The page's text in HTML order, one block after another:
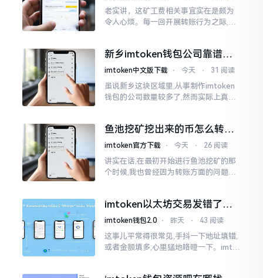
老实讲，这矿工费相关事宜实在是颇为
令人心烦。每一回开展转账行为之际,就
时隔多年
新乡imtoken钱包公司靠谱
吗？普通人怎么避坑
imtoken中文版下载 ⋅ 今天 ⋅ 31 阅读
虽说新乡这块区域里,从事制作imtoken
钱包的公司数量较多了,然而实际上真正
予协助进行操作的
鱼池挖矿挖出来的币怎么转到
imtoken钱包？
imtoken官方下载 ⋅ 今天 ⋅ 26 阅读
讲实在话,在最初开始进行鱼池挖矿的那
个时候,我也曾经因为转账方面的问题而
为畅快
imtoken以太坊交易发错了咋
整？取消方法告诉你
imtoken钱包2.0 ⋅ 昨天 ⋅ 43 阅读
这事儿平常得很常见,手抖一下地址填错,
或者金额填多,心里猛地咯噔一下。imto